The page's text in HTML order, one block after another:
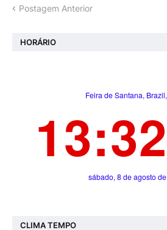
Postagem Anterior
HORÁRIO
CLIMA TEMPO